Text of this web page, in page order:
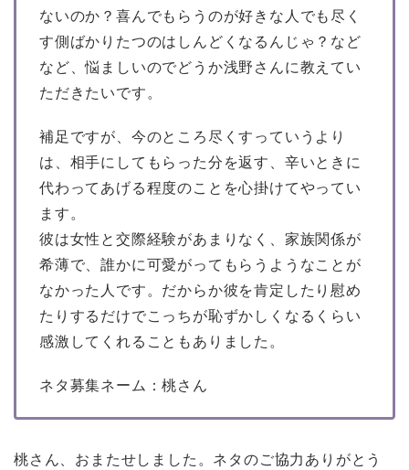
ないのか？喜んでもらうのが好きな人でも尽く
す側ばかりたつのはしんどくなるんじゃ？など
など、悩ましいのでどうか浅野さんに教えてい
ただきたいです。
補足ですが、今のところ尽くすっていうより
は、相手にしてもらった分を返す、辛いときに
代わってあげる程度のことを心掛けてやってい
ます。
彼は女性と交際経験があまりなく、家族関係が
希薄で、誰かに可愛がってもらうようなことが
なかった人です。だからか彼を肯定したり慰め
たりするだけでこっちが恥ずかしくなるくらい
感激してくれることもありました。
ネタ募集ネーム：桃さん
桃さん、おまたせしました。ネタのご協力ありがとう